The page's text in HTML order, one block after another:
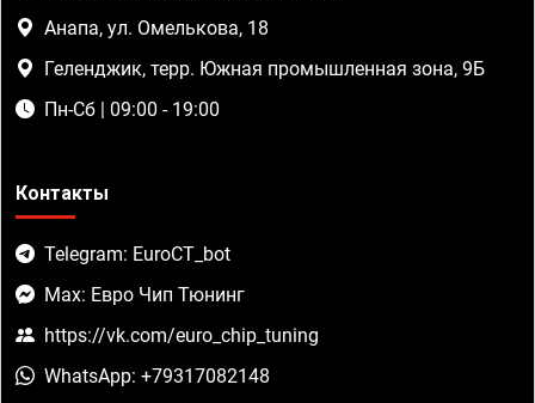
Анапа, ул. Омелькова, 18
Геленджик, терр. Южная промышленная зона, 9Б
Пн-Сб | 09:00 - 19:00
Контакты
Telegram: EuroCT_bot
Max: Евро Чип Тюнинг
https://vk.com/euro_chip_tuning
WhatsApp: +79317082148